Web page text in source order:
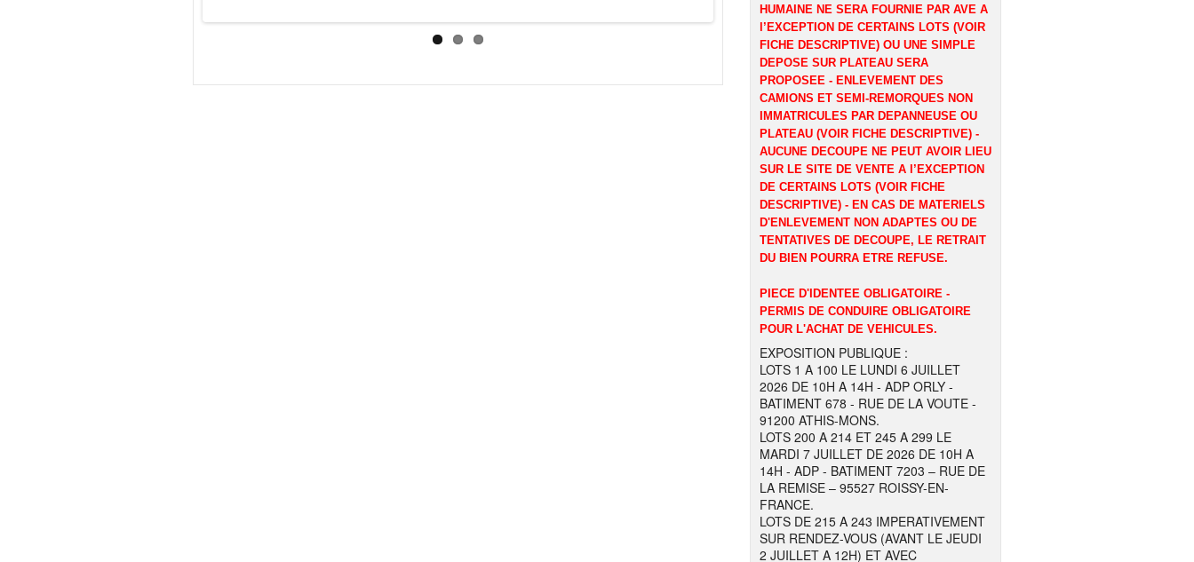
HUMAINE NE SERA FOURNIE PAR AVE A
l’EXCEPTION DE CERTAINS LOTS (VOIR
FICHE DESCRIPTIVE) OU UNE SIMPLE
DEPOSE SUR PLATEAU SERA
PROPOSEE - ENLEVEMENT DES
CAMIONS ET SEMI-REMORQUES NON
IMMATRICULES PAR DEPANNEUSE OU
PLATEAU (VOIR FICHE DESCRIPTIVE) -
AUCUNE DECOUPE NE PEUT AVOIR LIEU
SUR LE SITE DE VENTE A l’EXCEPTION
DE CERTAINS LOTS (VOIR FICHE
DESCRIPTIVE) - EN CAS DE MATERIELS
D'ENLEVEMENT NON ADAPTES OU DE
TENTATIVES DE DECOUPE, LE RETRAIT
DU BIEN POURRA ETRE REFUSE.
PIECE D'IDENTEE OBLIGATOIRE -
PERMIS DE CONDUIRE OBLIGATOIRE
POUR L'ACHAT DE VEHICULES.
EXPOSITION PUBLIQUE :
LOTS 1 A 100 LE LUNDI 6 JUILLET
2026 DE 10H A 14H - ADP ORLY -
BATIMENT 678 - RUE DE LA VOUTE -
91200 ATHIS-MONS.
LOTS 200 A 214 ET 245 A 299 LE
MARDI 7 JUILLET DE 2026 DE 10H A
14H - ADP - BATIMENT 7203 – RUE DE
LA REMISE – 95527 ROISSY-EN-
FRANCE.
LOTS DE 215 A 243 IMPERATIVEMENT
SUR RENDEZ-VOUS (AVANT LE JEUDI
2 JUILLET A 12H) ET AVEC